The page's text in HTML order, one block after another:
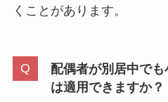
くことがあります。
配偶者が別居中で
は適用できますか？